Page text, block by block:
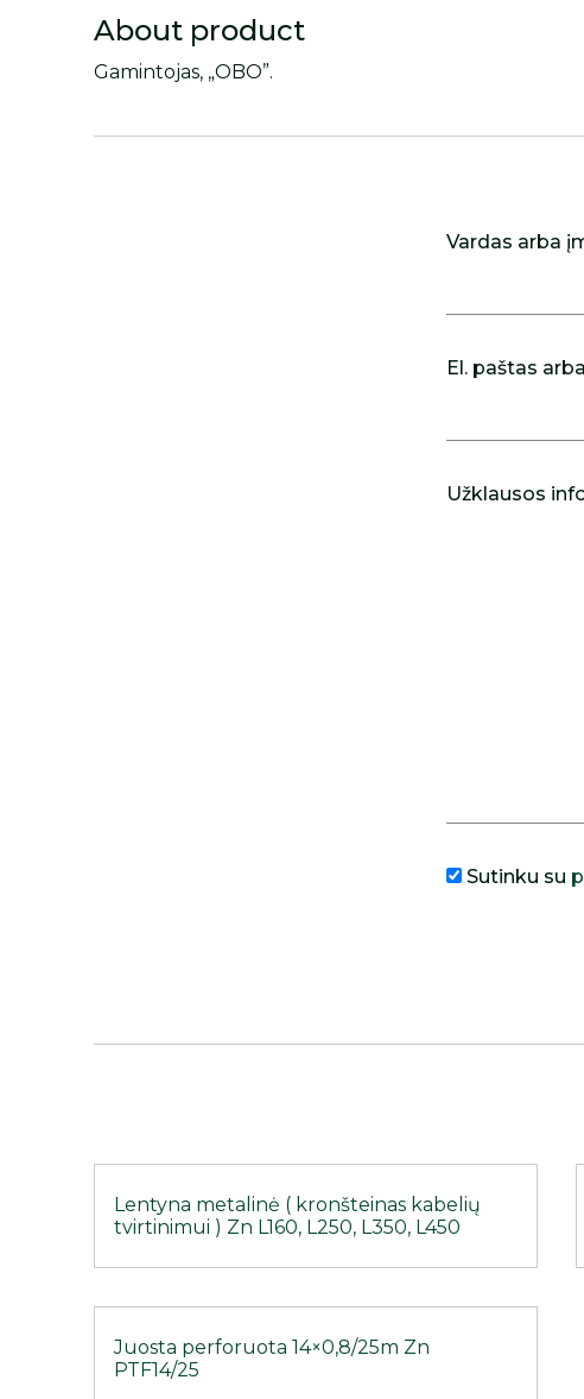
About product
Gamintojas, „OBO”.
Vardas arba
El. paštas
Užklausos
Sutinku su
Lentyna metalinė ( kronšteinas kabelių
tvirtinimui ) Zn L160, L250, L350, L450
Juosta perforuota 14×0,8/25m Zn
PTF14/25